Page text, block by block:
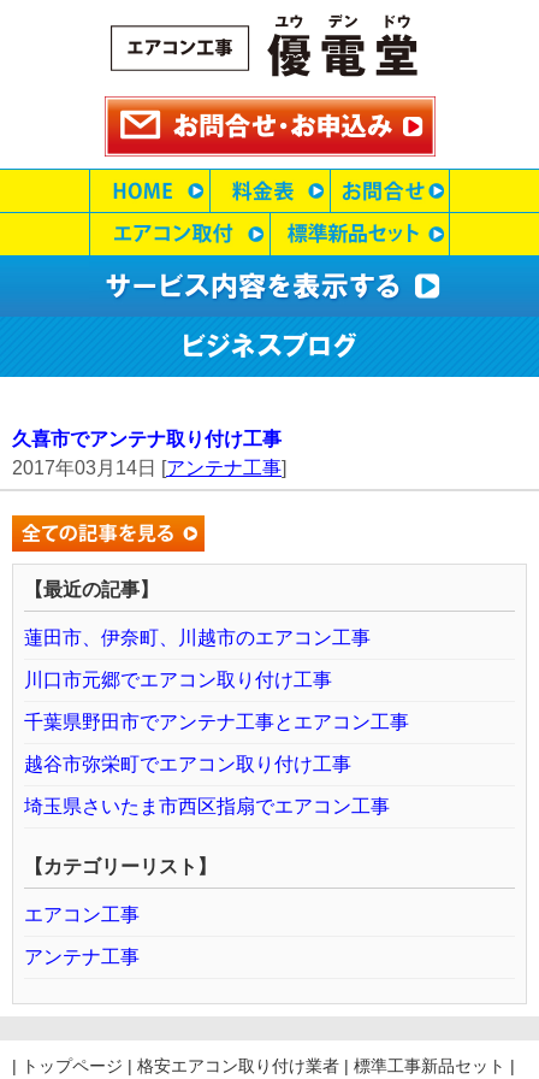
久喜市でアンテナ取り付け工事
2017年03月14日 [アンテナ工事]
【最近の記事】
蓮田市、伊奈町、川越市のエアコン工事
川口市元郷でエアコン取り付け工事
千葉県野田市でアンテナ工事とエアコン工事
越谷市弥栄町でエアコン取り付け工事
埼玉県さいたま市西区指扇でエアコン工事
【カテゴリーリスト】
エアコン工事
アンテナ工事
| トップページ | 格安エアコン取り付け業者 | 標準工事新品セット |